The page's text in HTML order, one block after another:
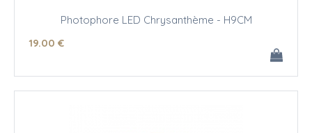
Photophore LED Chrysanthème - H9CM
19.00 €